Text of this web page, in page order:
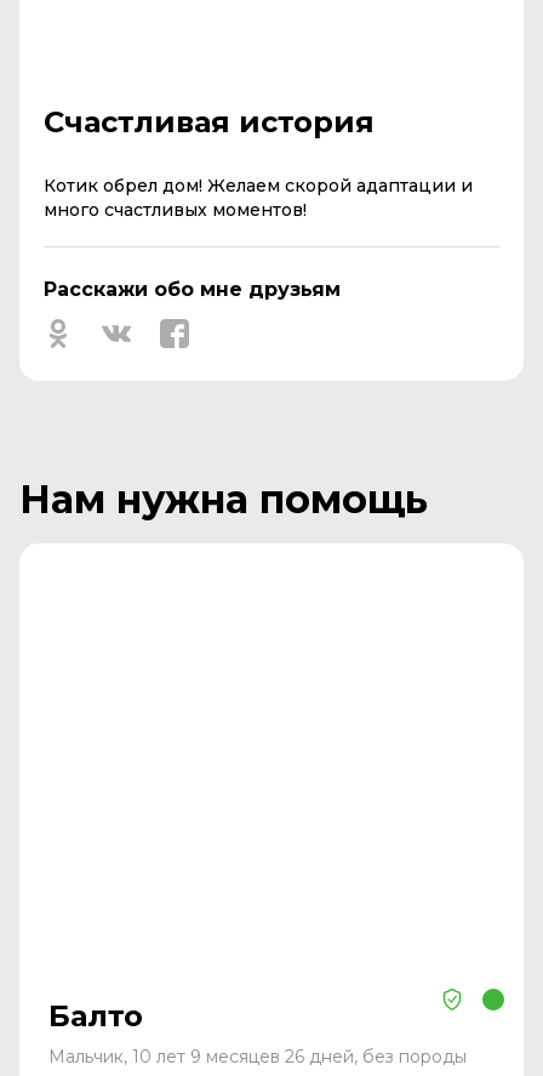
Счастливая история
Котик обрел дом! Желаем скорой адаптации и
много счастливых моментов!
Расскажи обо мне друзьям
Нам нужна помощь
Балто
Мальчик, 10 лет 9 месяцев 26 дней, без породы